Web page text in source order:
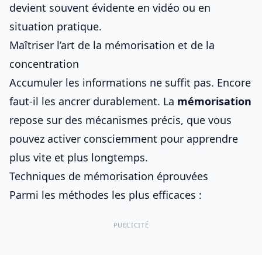
devient souvent évidente en vidéo ou en
situation pratique.
Maîtriser l’art de la mémorisation et de la
concentration
Accumuler les informations ne suffit pas. Encore
faut-il les ancrer durablement. La mémorisation
repose sur des mécanismes précis, que vous
pouvez activer consciemment pour apprendre
plus vite et plus longtemps.
Techniques de mémorisation éprouvées
Parmi les méthodes les plus efficaces :
PUBLICITÉ